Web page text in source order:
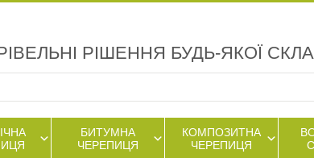
РІШЕННЯ БУДЬ-ЯКОЇ
БИТУМНА
ЧЕРЕПИЦЯ
КОМПОЗИТНА
ЧЕРЕПИЦЯ